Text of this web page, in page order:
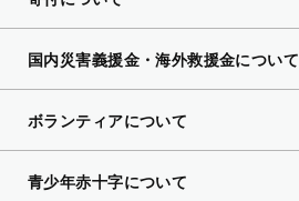
国内災害義援金・海外救援金について
ボランティアについて
青少年赤十字について